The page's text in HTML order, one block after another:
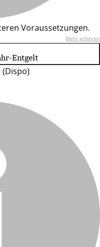
Voraussetzungen.
Mehr erfahren
Entgelt